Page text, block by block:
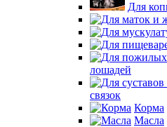
Для
лошадей
связок
Корма
Масла